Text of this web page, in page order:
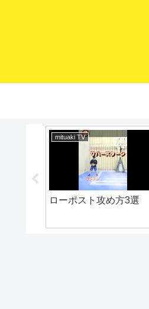
mituaki TV
ローポスト攻め方3選